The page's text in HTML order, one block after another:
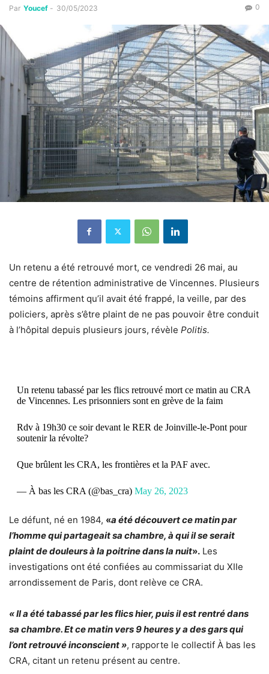
Par Youcef - 30/05/2023 0
Un retenu a été retrouvé mort, ce vendredi 26 mai, au
centre de rétention administrative de Vincennes. Plusieurs
témoins affirment qu’il avait été frappé, la veille, par des
policiers, après s’être plaint de ne pas pouvoir être conduit
à l’hôpital depuis plusieurs jours, révèle Politis.
Un retenu tabassé par les flics retrouvé mort ce matin au CRA
de Vincennes. Les prisonniers sont en grève de la faim
Rdv à 19h30 ce soir devant le RER de Joinville-le-Pont pour
soutenir la révolte?
Que brûlent les CRA, les frontières et la PAF avec.
— À bas les CRA (@bas_cra) May 26, 2023
Le défunt, né en 1984, «a été découvert ce matin par
l’homme qui partageait sa chambre, à qui il se serait
plaint de douleurs à la poitrine dans la nuit». Les
investigations ont été confiées au commissariat du XIIe
arrondissement de Paris, dont relève ce CRA.
« Il a été tabassé par les flics hier, puis il est rentré dans
sa chambre. Et ce matin vers 9 heures y a des gars qui
l’ont retrouvé inconscient », rapporte le collectif À bas les
CRA, citant un retenu présent au centre.